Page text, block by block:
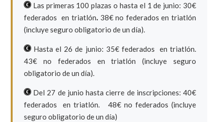
Las primeras 100 plazas o hasta el 1 de junio: 30€
federados en triatlón. 38€ no federados en triatlón
(incluye seguro obligatorio de un día).
Hasta el 26 de junio: 35€ federados en triatlón.
43€ no federados en triatlón (incluye seguro
obligatorio de un día).
Del 27 de junio hasta cierre de inscripciones: 40€
federados en triatlón. 48€ no federados (incluye
seguro obligatorio de un día)